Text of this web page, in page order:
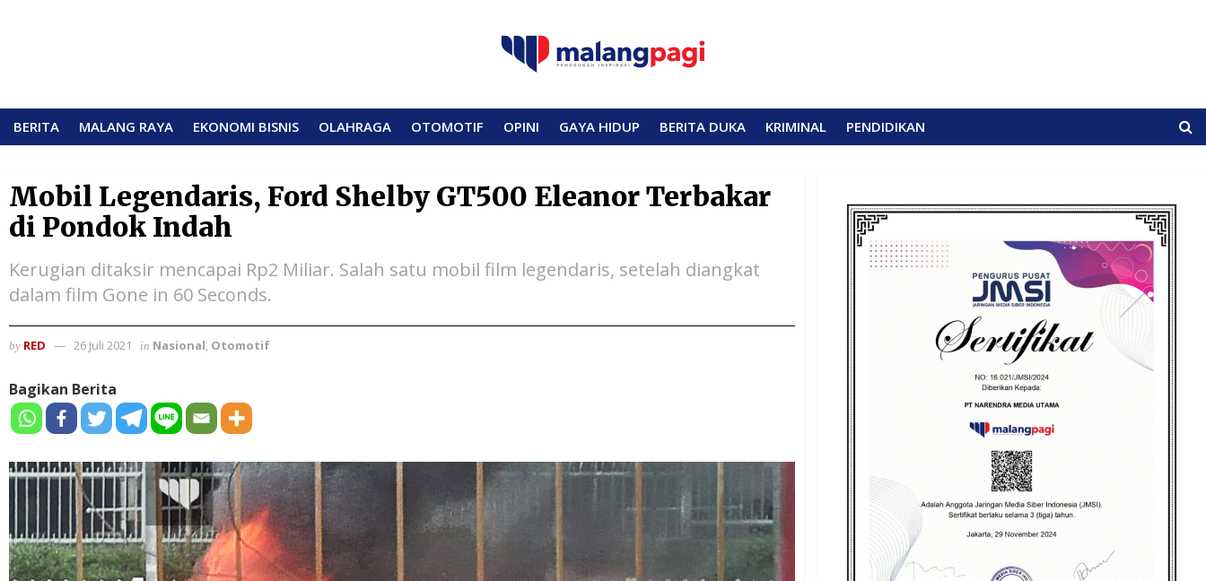
BERITA MALANG RAYA EKONOMI BISNIS OLAHRAGA OTOMOTIF OPINI GAYA HIDUP BERITA DUKA KRIMINAL PENDIDIKAN
Mobil Legendaris, Ford Shelby GT500 Eleanor Terbakar
di Pondok Indah
Kerugian ditaksir mencapai Rp2 Miliar. Salah satu mobil film legendaris, setelah diangkat
dalam film Gone in 60 Seconds.
by RED 26 Juli 2021 in Nasional Otomotif
Bagikan Berita